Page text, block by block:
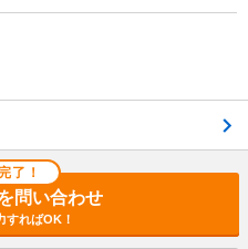
了！
問い合わせ
すればOK！